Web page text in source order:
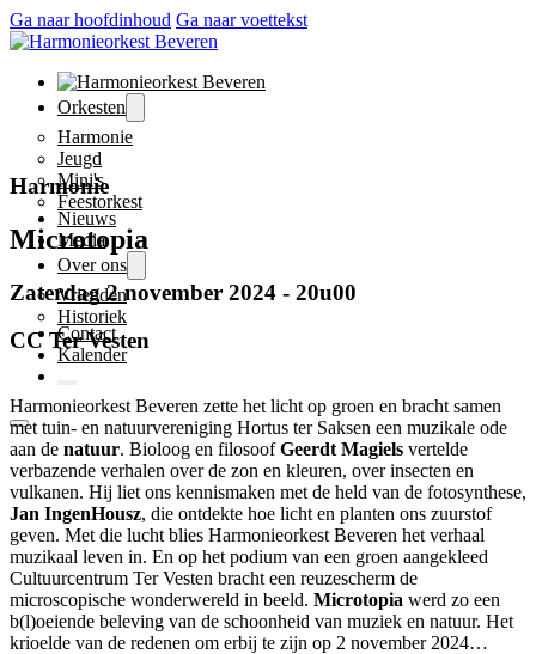
Ga naar hoofdinhoud Ga naar voettekst
Orkesten
Harmonie
Jeugd
Mini's
Feestorkest
Nieuws
Media
Over ons
Vrienden
Historiek
Contact
Kalender
Harmonie
Microtopia
Zaterdag 2 november 2024 - 20u00
CC Ter Vesten
Harmonieorkest Beveren zette het licht op groen en bracht samen
met tuin- en natuurvereniging Hortus ter Saksen een muzikale ode
aan de natuur. Bioloog en filosoofGeerdt Magiels vertelde
verbazende verhalen over de zon en kleuren, over insecten en
vulkanen. Hij liet ons kennismaken met de held van de fotosynthese,
Jan IngenHousz, die ontdekte hoe licht en planten ons zuurstof
geven. Met die lucht blies Harmonieorkest Beveren het verhaal
muzikaal leven in. En op het podium van een groen aangekleed
Cultuurcentrum Ter Vesten bracht een reuzescherm de
microscopische wonderwereld in beeld. Microtopia werd zo een
b(l)oeiende beleving van de schoonheid van muziek en natuur. Het
krioelde van de redenen om erbij te zijn op 2 november 2024…